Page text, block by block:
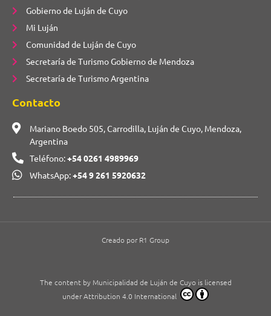
Gobierno de Luján de Cuyo
Mi Luján
Comunidad de Luján de Cuyo
Secretaría de Turismo Gobierno de Mendoza
Secretaría de Turismo Argentina
Contacto
Mariano Boedo 505, Carrodilla, Luján de Cuyo, Mendoza,
Argentina
Teléfono:+54 0261 4989969
WhatsApp:+54 9 261 5920632
The content by Municipalidad de Luján de Cuyo is licensed
under Attribution 4.0 International
Creado por R1 Group